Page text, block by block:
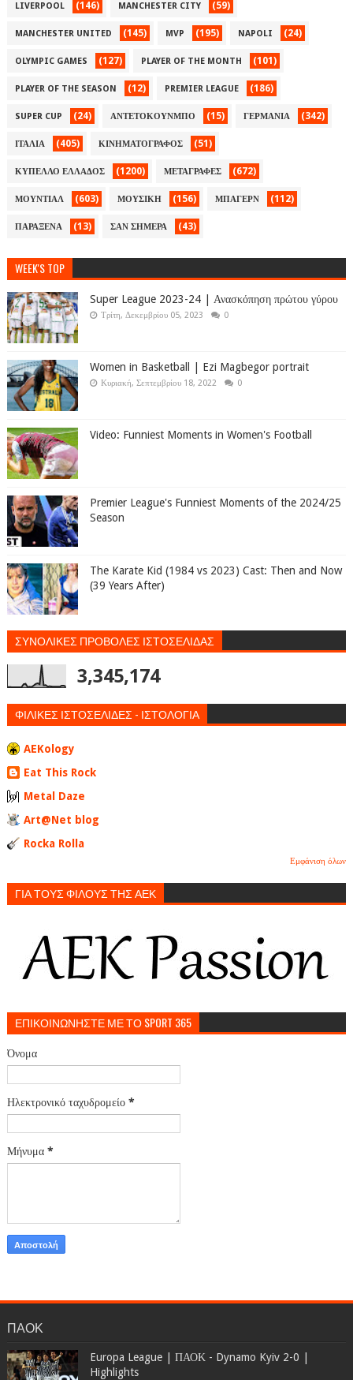
LIVERPOOL (146) MANCHESTER CITY (59)
MANCHESTER UNITED (145) MVP (195) NAPOLI (24)
OLYMPIC GAMES (127) PLAYER OF THE MONTH (101)
PLAYER OF THE SEASON (12) PREMIER LEAGUE (186)
SUPER CUP (24) ΑΝΤΕΤΟΚΟΥΝΜΠΟ (15) ΓΕΡΜΑΝΙΑ (342)
ΙΤΑΛΙΑ (405) ΚΙΝΗΜΑΤΟΓΡΑΦΟΣ (51)
ΚΥΠΕΛΛΟ ΕΛΛΑΔΟΣ (1200) ΜΕΤΑΓΡΑΦΕΣ (672)
ΜΟΥΝΤΙΑΛ (603) ΜΟΥΣΙΚΗ (156) ΜΠΑΓΕΡΝ (112)
ΠΑΡΑΞΕΝΑ (13) ΣΑΝ ΣΗΜΕΡΑ (43)
WEEK'S TOP
Super League 2023-24 | Ανασκόπηση πρώτου γύρου
Τρίτη, Δεκεμβρίου 05, 2023 0
Women in Basketball | Ezi Magbegor portrait
Κυριακή, Σεπτεμβρίου 18, 2022 0
Video: Funniest Moments in Women's Football
Premier League's Funniest Moments of the 2024/25
Season
The Karate Kid (1984 vs 2023) Cast: Then and Now
(39 Years After)
ΣΥΝΟΛΙΚΕΣ ΠΡΟΒΟΛΕΣ ΙΣΤΟΣΕΛΙΔΑΣ
3,345,174
ΦΙΛΙΚΕΣ ΙΣΤΟΣΕΛΙΔΕΣ - ΙΣΤΟΛΟΓΙΑ
AEKology
Eat This Rock
Metal Daze
Art@Net blog
Rocka Rolla
Εμφάνιση όλων
ΓΙΑ ΤΟΥΣ ΦΙΛΟΥΣ ΤΗΣ ΑΕΚ
ΕΠΙΚΟΙΝΩΝΗΣΤΕ ΜΕ ΤΟ SPORT 365
Όνομα
Ηλεκτρονικό ταχυδρομείο *
Μήνυμα *
ΠΑΟΚ
Europa League | ΠΑΟΚ - Dynamo Kyiv 2-0 |
Highlights